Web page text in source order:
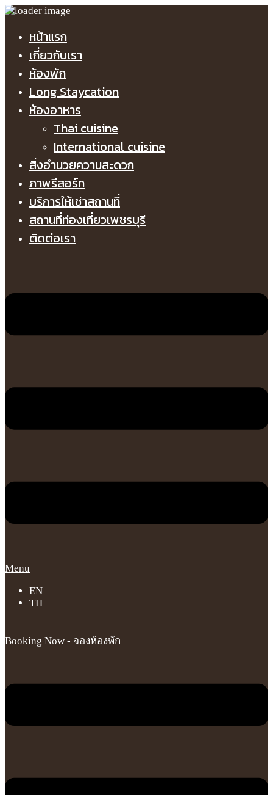
หน้าแรก
เกี่ยวกับเรา
ห้องพัก
Long Staycation
ห้องอาหาร
Thai cuisine
International cuisine
สิ่งอำนวยความสะดวก
ภาพรีสอร์ท
บริการให้เช่าสถานที่
สถานที่ท่องเที่ยวเพชรบุรี
ติดต่อเรา
Menu
EN
TH
Booking Now - จองห้องพัก